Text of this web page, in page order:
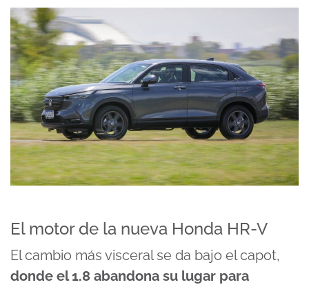
El motor de la nueva Honda HR-V
El cambio más visceral se da bajo el capot,
donde el 1.8 abandona su lugar para